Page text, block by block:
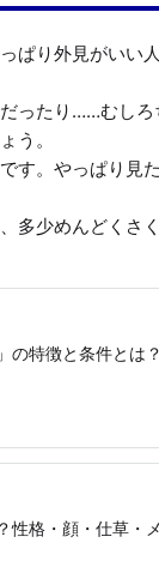
ぱり外見がいい人
ったり……むし
う。
す。やっぱり見
多少めんどくさ
の特徴と条件とは
性格・顔・仕草・